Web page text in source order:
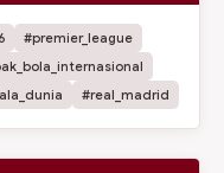
#premier_league
#real_madrid